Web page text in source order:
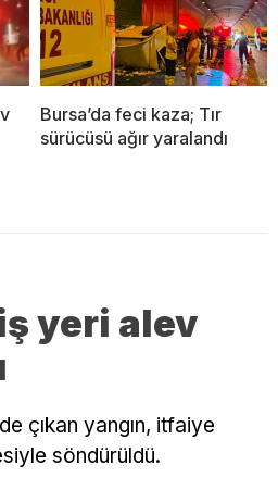
Bursa’da feci kaza; Tır
sürücüsü ağır yaralandı
yeri alev
çıkan yangın, itfaiye
söndürüldü.